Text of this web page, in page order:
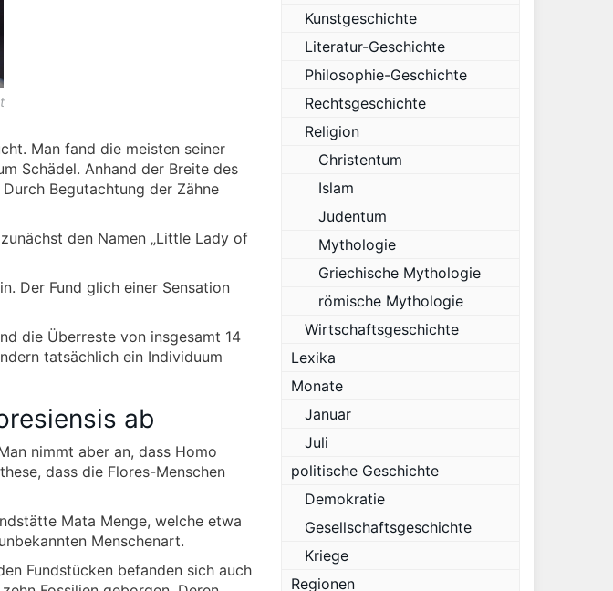
Man fand die meisten seiner
Schädel. Anhand der Breite des
Begutachtung der Zähne
den Namen „Little Lady of
Der Fund glich einer Sensation
die Überreste von insgesamt 14
tatsächlich ein Individuum
ab
nimmt aber an, dass Homo
dass die Flores-Menschen
Mata Menge, welche etwa
Menschenart.
Fundstücken befanden sich auch
Kunstgeschichte
Literatur-Geschichte
Philosophie-Geschichte
Rechtsgeschichte
Religion
Christentum
Islam
Judentum
Mythologie
Griechische Mythologie
römische Mythologie
Wirtschaftsgeschichte
Lexika
Monate
Januar
Juli
politische Geschichte
Demokratie
Gesellschaftsgeschichte
Kriege
Regionen